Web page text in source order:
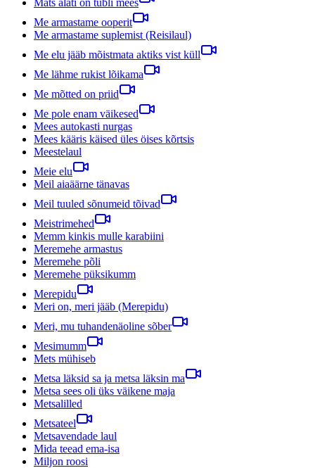
Me armastame ooperit
Me armastame suplemist (Reisilaul)
Me elu jääb mõistmata aktiks vist küll
Me lähme rukist lõikama
Me mõtted on priid
Me pole enam väikesed
Mees autokasti nurgas
Mees kääris käised üles öises kõrtsis
Meestelaul
Meie elu
Meil aiaäärne tänavas
Meil tuuled sõnumeid tõivad
Meistrimehed
Memm kinkis mulle karabiini
Meremehe armastus
Meremehe põli
Meremehe püksikumm
Merepidu
Meri on, meri jääb (Merepidu)
Meri, mu tuhandenäoline sõber
Mesimumm
Mets mühiseb
Metsa läksid sa ja metsa läksin ma
Metsa sees oli üks väikene maja
Metsalilled
Metsateel
Metsavendade laul
Mida teead ema-isa
Miljon roosi